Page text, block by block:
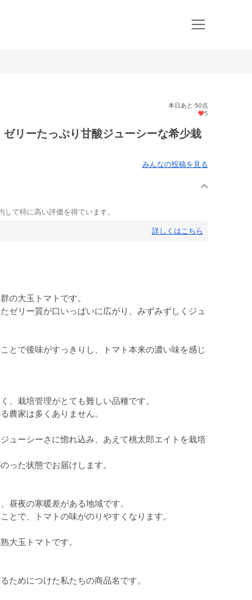
本日あと 50点
5
リーたっぷり甘酸ジューシーな希少栽
みんなの投稿を見る
て特に高い評価を得ています。
詳しくはこちら
の大玉トマトです。
ゼリー質が口いっぱいに広がり、みずみずしくジュ
とで後味がすっきりし、トマト本来の濃い味を感じ
、栽培管理がとても難しい品種です。
農家は多くありません。
ューシーさに惚れ込み、あえて桃太郎エイトを栽培
った状態でお届けします。
昼夜の寒暖差がある地域です。
とで、トマトの味がのりやすくなります。
大玉トマトです。
ためにつけた私たちの商品名です。